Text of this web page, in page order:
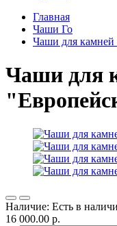
Главная
Чаши Го
Чаши для камней
Чаши для
Наличие: Есть в
16 000.00 р.